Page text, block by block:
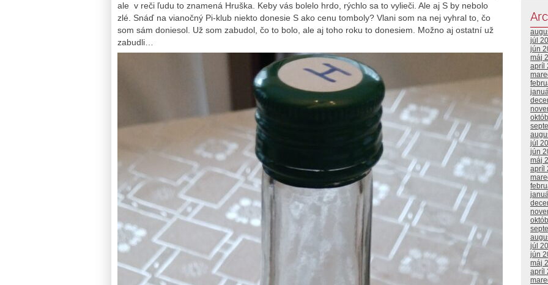
ale v reči ľudu to znamená Hruška. Keby vás bolelo hrdo, rýchlo sa to vylieči. Ale aj S by nebolo
zlé. Snáď na vianočný Pi-klub niekto donesie S ako cenu tomboly? Vlani som na nej vyhral to, čo
som sám doniesol. Už som zabudol, čo to bolo, ale aj toho roku to donesiem. Možno aj ostatní už
zabudli…
júl
jún
máj
apríl
júl
jún
máj
apríl
júl
jún
máj
apríl